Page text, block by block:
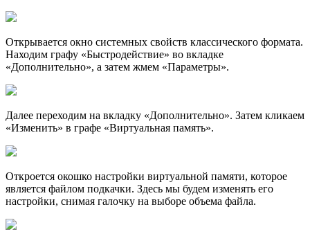
Открывается окно системных свойств классического формата.
Находим графу «Быстродействие» во вкладке
«Дополнительно», а затем жмем «Параметры».
Далее переходим на вкладку «Дополнительно». Затем кликаем
«Изменить» в графе «Виртуальная память».
Откроется окошко настройки виртуальной памяти, которое
является файлом подкачки. Здесь мы будем изменять его
настройки, снимая галочку на выборе объема файла.